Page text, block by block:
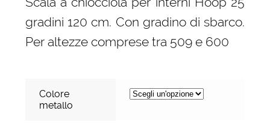
era:
1.838,00 €.
è:
1.042,00 €.
gradini 120 cm. Con gradino di sbarco.
Per altezze comprese tra 509 e 600
Colore
metallo